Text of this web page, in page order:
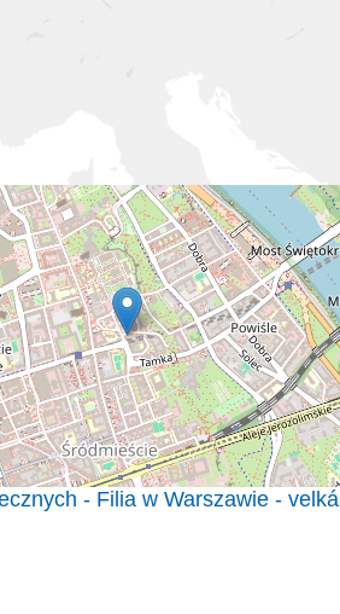
- Filia w Warszawie -